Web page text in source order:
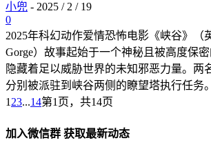
小兜 - 2025 / 2 / 19
0
2025年科幻动作爱情恐怖电影《峡谷》（
Gorge）故事起始于一个神秘且被高度保
隐藏着足以威胁世界的未知邪恶力量。两
分别被派驻到峡谷两侧的瞭望塔执行任务。
1 23...14第1页，共14页
加入微信群 获取最新动态